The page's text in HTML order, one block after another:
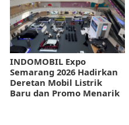
INDOMOBIL Expo
Semarang 2026 Hadirkan
Deretan Mobil Listrik
Baru dan Promo Menarik